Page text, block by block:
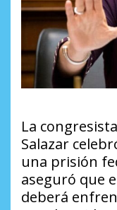
La
Salazar
una prisión
aseguró que
deberá